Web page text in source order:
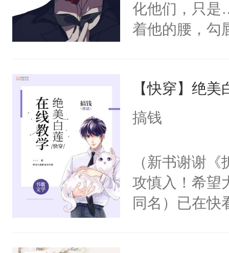
化他们，只是
着他的腰，勾
来，给老公
用力——为你
【快穿】绝
搞钱
（新书谢谢
攻慎入！希望
同名）已在快